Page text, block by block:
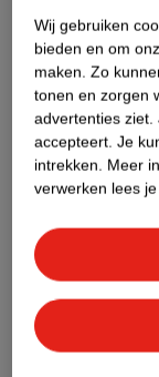
Nature Impact
Bestel &
Bekijk ook
Wij gebruiken
bieden en om
maken. Zo
tonen en zorgen
advertenties ziet.
accepteert. Je
intrekken. Meer
verwerken lees